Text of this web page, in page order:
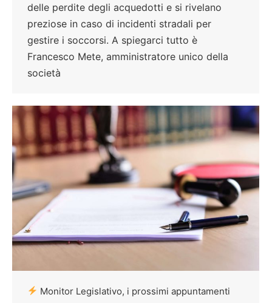
delle perdite degli acquedotti e si rivelano
preziose in caso di incidenti stradali per
gestire i soccorsi. A spiegarci tutto è
Francesco Mete, amministratore unico della
società
Monitor Legislativo, i prossimi appuntamenti